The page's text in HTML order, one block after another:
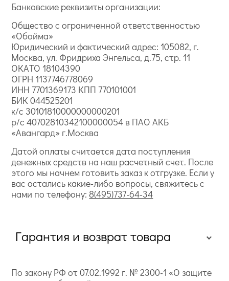
Банковские реквизиты организации:
Общество с ограниченной ответственностью
«Обойма»
Юридический и фактический адрес: 105082, г.
Москва, ул. Фридриха Энгельса, д.75, стр. 11
ОКАТО 18104390
ОГРН 1137746778069
ИНН 7701369173 КПП 770101001
БИК 044525201
к/с 30101810000000000201
р/с 40702810342100000054 в ПАО АКБ
«Авангард» г.Москва
Датой оплаты считается дата поступления
денежных средств на наш расчетный счет. После
этого мы начнем готовить заказ к отгрузке. Если у
вас остались какие-либо вопросы, свяжитесь с
нами по телефону: 8(495)737-64-34
Гарантия и возврат товара
По закону РФ от 07.02.1992 г. № 2300-1 «О защите